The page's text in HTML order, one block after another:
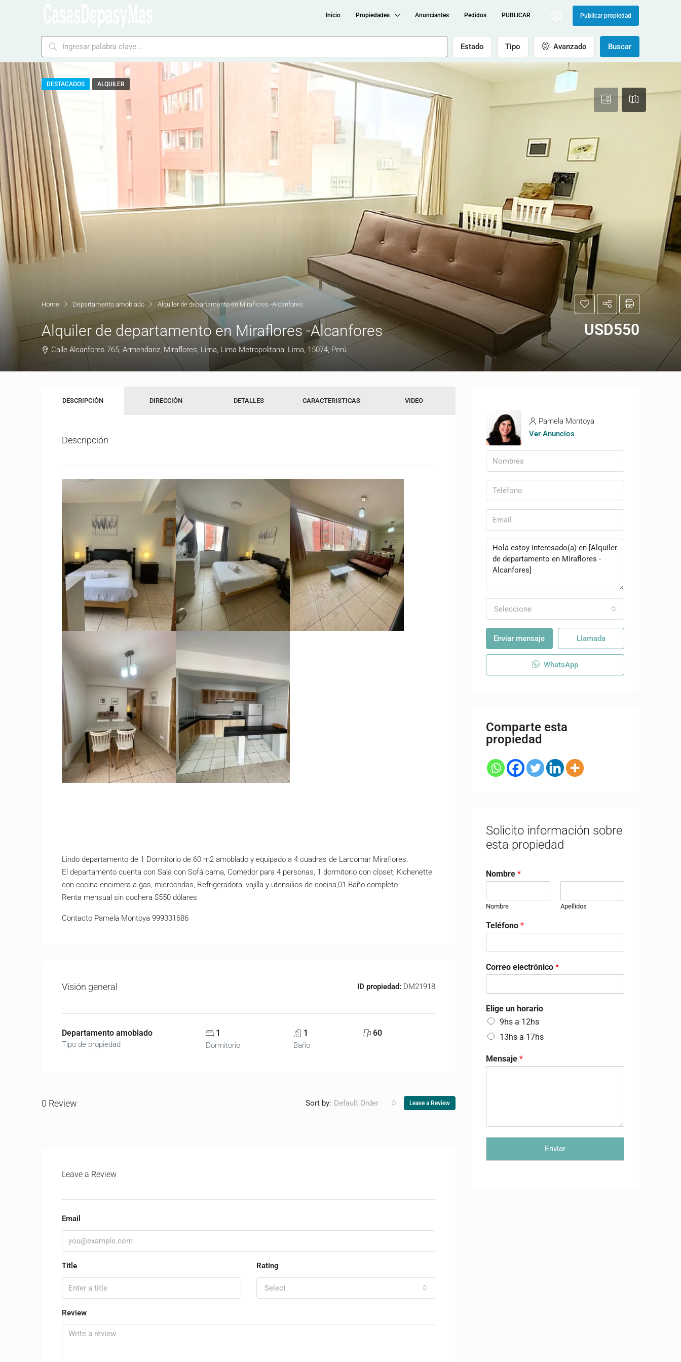
Inicio Propiedades Anunciantes Pedidos PUBLICAR Publicar propiedad
Estado Tipo Avanzado Buscar
DESTACADOS ALQUILER
Home Departamento amoblado Alquiler de departamento en Miraflores -Alcanfores
Alquiler de departamento en Miraflores -Alcanfores USD550
Calle Alcanfores 765, Armendariz, Miraflores, Lima, Lima Metropolitana, Lima, 15074, Perú
DESCRIPCIÓN DIRECCIÓN DETALLES CARACTERISTICAS VIDEO
Descripción
Lindo departamento de 1 Dormitorio de 60 m2 amoblado y equipado a 4 cuadras de Larcomar Miraflores.
El departamento cuenta con Sala con Sofá cama, Comedor para 4 personas, 1 dormitorio con closet, Kichenette
con cocina encimera a gas, microondas, Refrigeradora, vajilla y utensilios de cocina,01 Baño completo
Renta mensual sin cochera $550 dólares
Contacto Pamela Montoya 999331686
Visión general ID propiedad: DM21918
Departamento amoblado
Tipo de propiedad
1
Dormitorio
1
Baño
60
0 Review Sort by: Default Order Leave a Review
Leave a Review
Email
Title Rating
Select
Review
Pamela Montoya
Ver Anuncios
Seleccione
Enviar mensaje Llamada
WhatsApp
Comparte esta
propiedad
Solicito información sobre
esta propiedad
Nombre *
Nombre Apellidos
Teléfono *
Correo electrónico *
Elige un horario
9hs a 12hs
13hs a 17hs
Mensaje *
Enviar